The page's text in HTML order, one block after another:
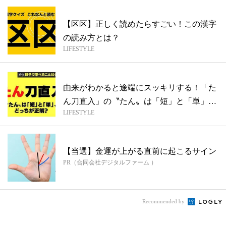
【区区】正しく読めたらすごい！この漢字
の読み方とは？
LIFESTYLE
由来がわかると途端にスッキリする！「た
ん刀直入」の〝たん〟は「短」と「単」、
どっ...
LIFESTYLE
【当選】金運が上がる直前に起こるサイン
PR（合同会社デジタルファーム ）
Recommended by